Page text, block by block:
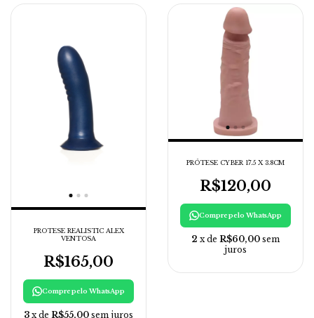
PROTESE REALISTIC ALEX
VENTOSA
R$165,00
Compre pelo WhatsApp
3 x de R$55,00 sem juros
PRÓTESE CYBER 17.5 X 3.8CM
R$120,00
Compre pelo WhatsApp
2 x de R$60,00 sem
juros